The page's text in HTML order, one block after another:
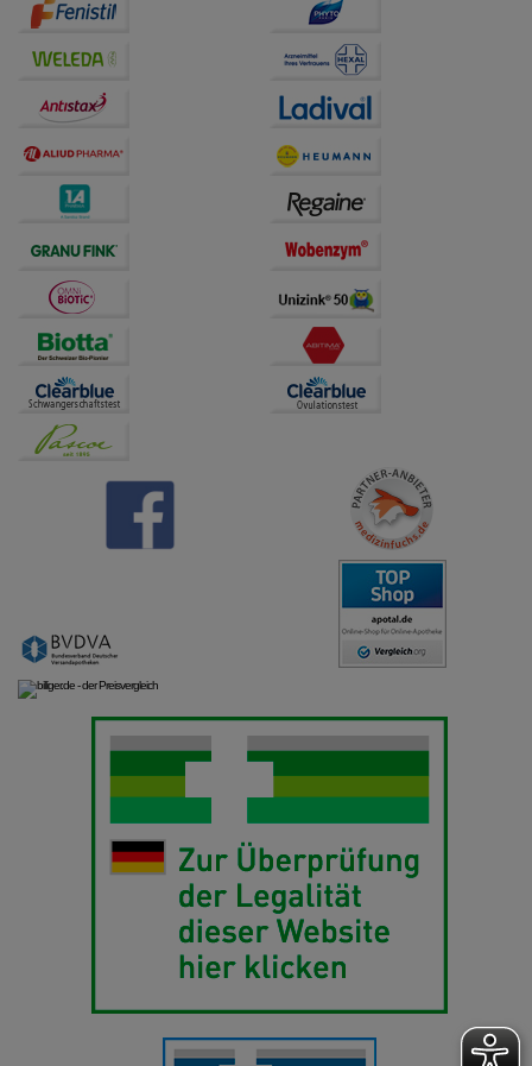
Drittseiten möglichst relevant für Sie zu gestalten.
Dritte wie z.B. Google oder soziale Medien